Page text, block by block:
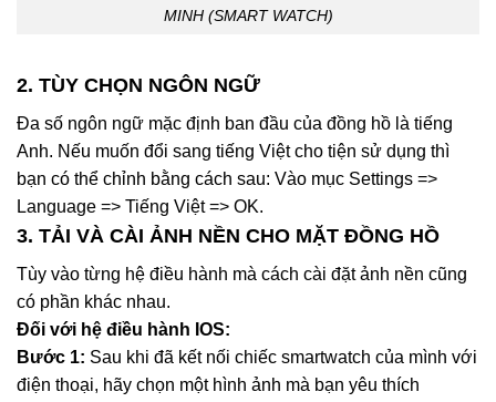
MINH (SMART WATCH)
2. TÙY CHỌN NGÔN NGỮ
Đa số ngôn ngữ mặc định ban đầu của đồng hồ là tiếng
Anh. Nếu muốn đổi sang tiếng Việt cho tiện sử dụng thì
bạn có thể chỉnh bằng cách sau: Vào mục Settings =>
Language => Tiếng Việt => OK.
3. TẢI VÀ CÀI ẢNH NỀN CHO MẶT ĐỒNG HỒ
Tùy vào từng hệ điều hành mà cách cài đặt ảnh nền cũng
có phần khác nhau.
Đối với hệ điều hành IOS:
Bước 1: Sau khi đã kết nối chiếc smartwatch của mình với
điện thoại, hãy chọn một hình ảnh mà bạn yêu thích